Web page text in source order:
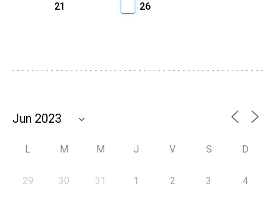
21
26
L M M J V S D
29 30 31 1 2 3 4